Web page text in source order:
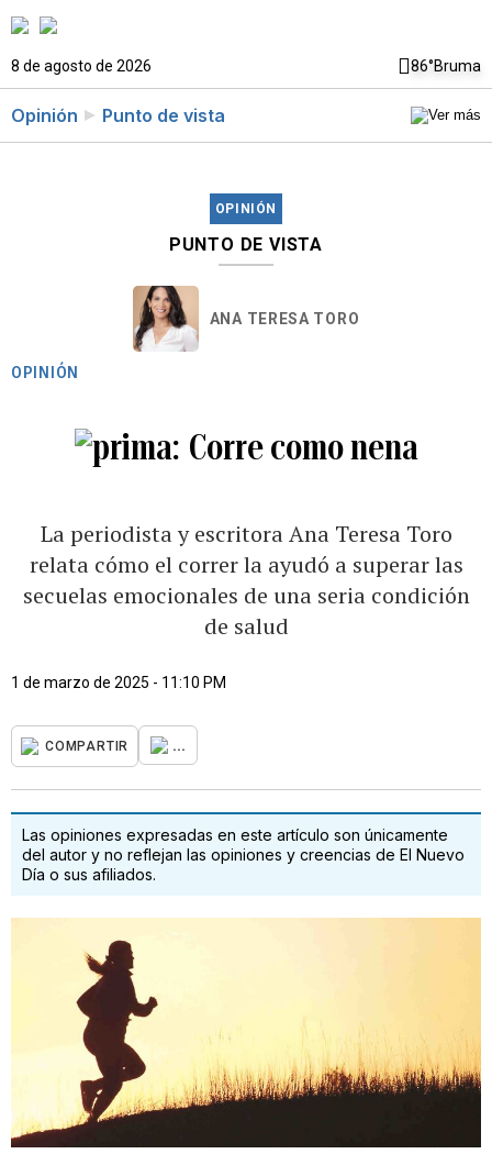
8 de agosto de 2026 86°Bruma
Opinión Punto de vista
OPINIÓN
PUNTO DE VISTA
ANA TERESA TORO
OPINIÓN
Corre como nena
La periodista y escritora Ana Teresa Toro
relata cómo el correr la ayudó a superar las
secuelas emocionales de una seria condición
de salud
1 de marzo de 2025 - 11:10 PM
COMPARTIR ...
Las opiniones expresadas en este artículo son únicamente
del autor y no reflejan las opiniones y creencias de El Nuevo
Día o sus afiliados.